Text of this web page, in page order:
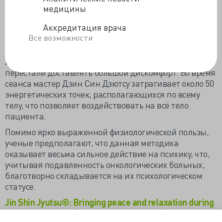
медицины
Аккредитация врача
Все возможности
пациенты отметили снижение интенсивности
осложнений от лечения после регулярных сеансов
легче, сами химиотерапевтические процедуры
перестали доставлять большой дискомфорт. Во время
сеанса мастер Дзин Син Дзютсу затрагивает около 50
энергетических точек, располагающихся по всему
телу, что позволяет воздействовать на всё тело
пациента.
Помимо ярко выраженной физиологической пользы,
ученые предполагают, что данная методика
оказывает весьма сильное действие на психику, что,
учитывая подавленность онкологических больных,
благотворно складывается на их психологическом
статусе.
Jin Shin Jyutsu®: Bringing peace and relaxation during
cancer treatment (ukhealthcare.uky.edu)